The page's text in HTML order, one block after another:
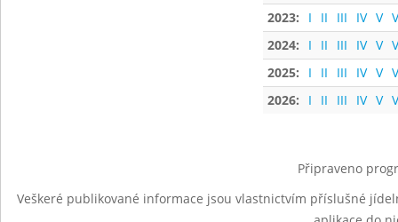
2023:
I II III IV V
2024:
I II III IV V
2025:
I II III IV V
2026:
I II III IV V
Připraveno
Veškeré publikované informace jsou vlastnictvím příslušné